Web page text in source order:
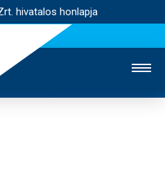
hivatalos honlapja